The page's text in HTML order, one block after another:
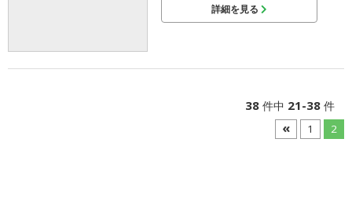
詳細を見る
38件中 21-38件
« 1 2